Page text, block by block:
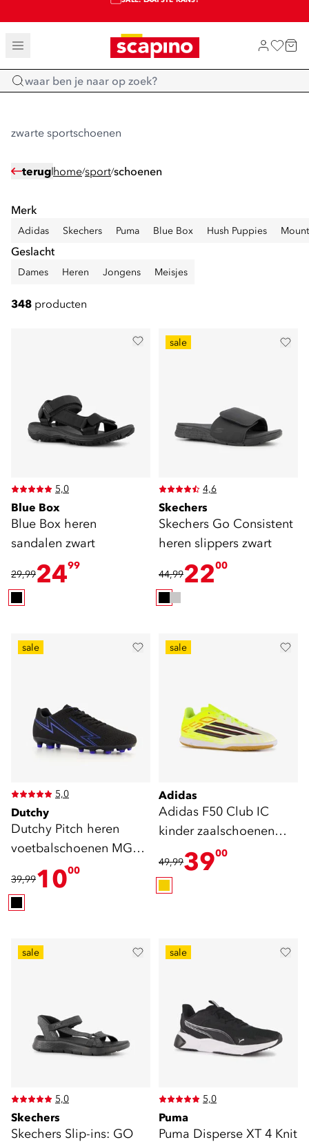
TOT 70% KORTING OP SALE
SHOP NIEUW
Home
zwarte sportschoenen
terug home/sport/schoenen
Merk
Adidas Skechers Puma Blue Box Hush Puppies
Geslacht
Dames Heren Jongens Meisjes
348 producten
5,0
Blue Box
Blue Box heren
sandalen zwart
29,992499
sale
4,6
Skechers
Skechers Go Consistent
heren slippers zwart
44,992200
sale
5,0
Dutchy
Dutchy Pitch heren
voetbalschoenen MG
zwart Blauw
39,991000
sale
Adidas
Adidas F50 Club IC
kinder zaalschoenen
49,993900
sale
5,0
Skechers
Skechers Slip-ins: GO
sale
5,0
Puma
Puma Disperse XT 4 Knit